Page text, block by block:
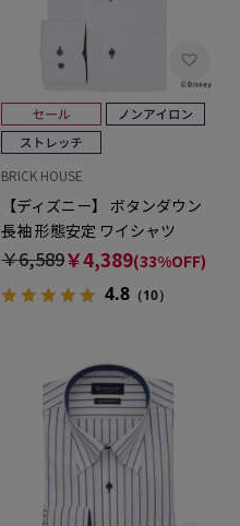
BRICK HOUSE
【ディズニー】 ボタンダウン
長袖 形態安定 ワイシャツ
￥6,589￥4,389(33%OFF)
4.8 （10）